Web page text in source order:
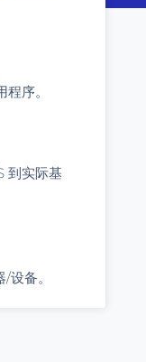
序。
到实际基
备。